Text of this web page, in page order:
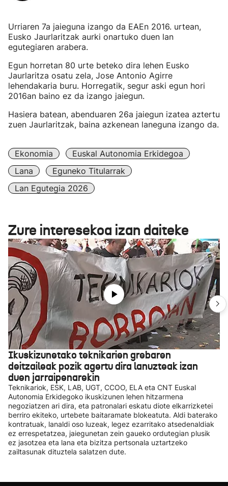
Urriaren 7a jaieguna izango da EAEn 2016. urtean,
Eusko Jaurlaritzak aurki onartuko duen lan
egutegiaren arabera.
Egun horretan 80 urte beteko dira lehen Eusko
Jaurlaritza osatu zela, Jose Antonio Agirre
lehendakaria buru. Horregatik, segur aski egun hori
2016an baino ez da izango jaiegun.
Hasiera batean, abenduaren 26a jaiegun izatea aztertu
zuen Jaurlaritzak, baina azkenean laneguna izango da.
Ekonomia
Euskal Autonomia Erkidegoa
Lana
Eguneko Titularrak
Lan Egutegia 2026
Zure interesekoa izan daiteke
Ikuskizunetako teknikarien grebaren
deitzaileak pozik agertu dira lanuzteak izan
duen jarraipenarekin
Teknikariok, ESK, LAB, UGT, CCOO, ELA eta CNT Euskal
Autonomia Erkidegoko ikuskizunen lehen hitzarmena
negoziatzen ari dira, eta patronalari eskatu diote elkarrizketei
berriro ekiteko, urtebete baitaramate blokeatuta. Aldi baterako
kontratuak, lanaldi oso luzeak, legez ezarritako atsedenaldiak
ez errespetatzea, jaiegunetan zein gaueko ordutegian plusik
ez jasotzea eta lana eta bizitza pertsonala uztartzeko
zailtasunak dituztela salatzen dute.